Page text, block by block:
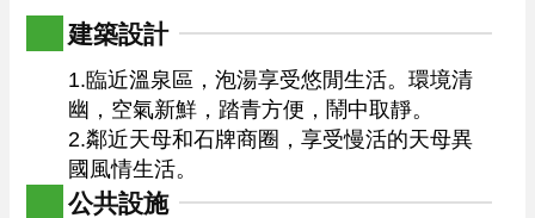
建築設計
1.臨近溫泉區，泡湯享受悠閒生活。環境清
幽，空氣新鮮，踏青方便，鬧中取靜。
2.鄰近天母和石牌商圈，享受慢活的天母異
國風情生活。
公共設施